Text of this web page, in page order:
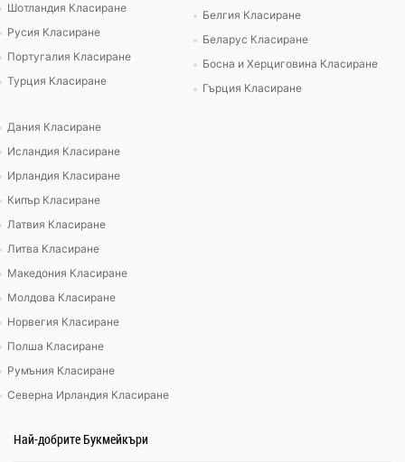
Шотландия Класиране
Русия Класиране
Португалия Класиране
Турция Класиране
Белгия Класиране
Беларус Класиране
Босна и Херциговина Класиране
Гърция Класиране
Дания Класиране
Исландия Класиране
Ирландия Класиране
Кипър Класиране
Латвия Класиране
Литва Класиране
Македония Класиране
Молдова Класиране
Норвегия Класиране
Полша Класиране
Румъния Класиране
Северна Ирландия Класиране
Най-добрите Букмейкъри